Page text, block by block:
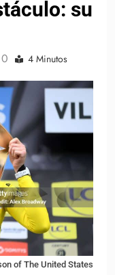
su
0 4 Minutos
of The United States